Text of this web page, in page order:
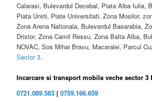
Calarasi, Bulevardul Decebal, Piata Alba Iulia,
Piata Unirii, Piate Universitati, Zona Mosilor,
Zona Arena Nationala, Bulevardul Basarabia,
Dristor, Zona Camil Ressu, Zona Balta Alba,
NOVAC, Sos Mihai Bravu, Macaralei, Parcul
Sector 3.
Incarcare si transport mobila veche sector 3
0721.089.583 |0759.166.659